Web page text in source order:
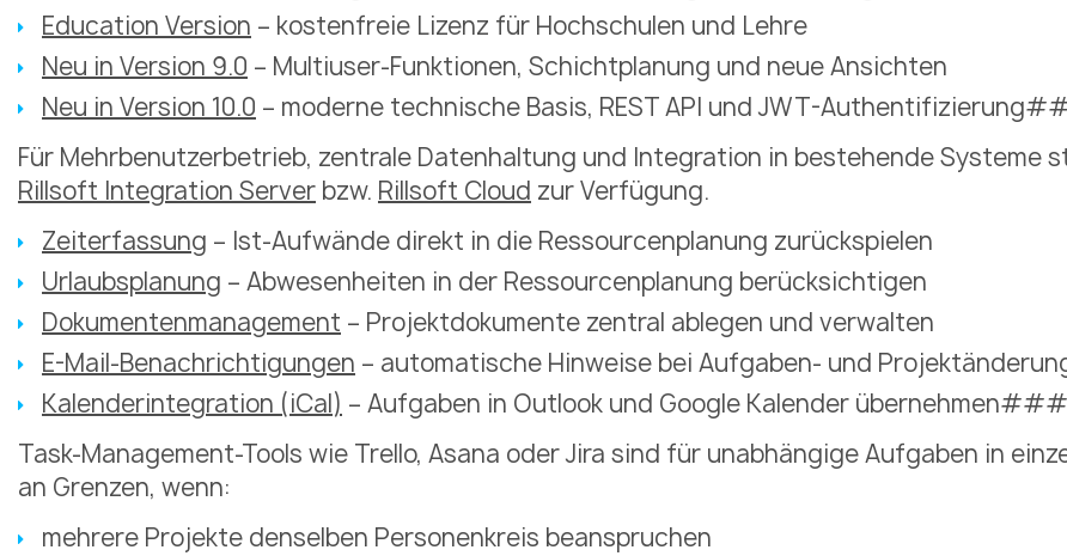
Education Version – kostenfreie Lizenz für Hochschulen und Lehre
Neu in Version 9.0 – Multiuser-Funktionen, Schichtplanung und neue Ansichten
Neu in Version 10.0 – moderne technische Basis, REST API und JWT-
Für Mehrbenutzerbetrieb, zentrale Datenhaltung und Integration in bestehende Systeme
Rillsoft Integration Server bzw. Rillsoft Cloud zur Verfügung.
Zeiterfassung – Ist-Aufwände direkt in die Ressourcenplanung zurückspielen
Urlaubsplanung – Abwesenheiten in der Ressourcenplanung berücksichtigen
Dokumentenmanagement – Projektdokumente zentral ablegen und verwalten
E-Mail-Benachrichtigungen – automatische Hinweise bei Aufgaben- und
Kalenderintegration (iCal) – Aufgaben in Outlook und Google Kalender
Task-Management-Tools wie Trello, Asana oder Jira sind für unabhängige Aufgaben in
an Grenzen, wenn:
mehrere Projekte denselben Personenkreis beanspruchen